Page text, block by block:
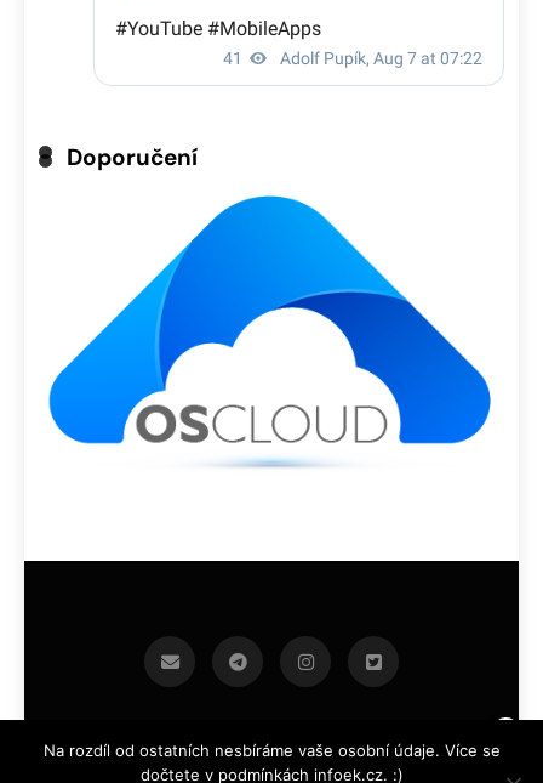
Doporučení
infoek.cz 2026.Developed By BlazeThemes .
Na rozdíl od ostatních nesbíráme vaše osobní údaje. Více se
dočtete v podmínkách infoek.cz. :)